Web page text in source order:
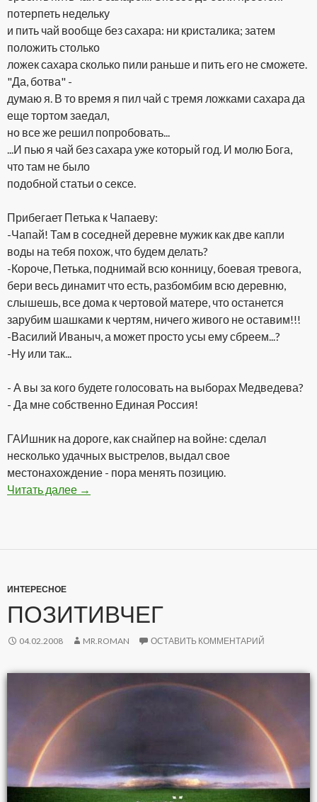
потерпеть недельку
и пить чай вообще без сахара: ни кристалика; затем
положить столько
ложек сахара сколько пили раньше и пить его не сможете.
"Да, ботва" -
думаю я. В то время я пил чай с тремя ложками сахара да
еще тортом заедал,
но все же решил попробовать...
...И пью я чай без сахара уже который год. И молю Бога,
что там не было
подобной статьи о сексе.
Прибегает Петька к Чапаеву:
-Чапай! Там в соседней деревне мужик как две капли
воды на тебя похож, что будем делать?
-Короче, Петька, поднимай всю конницу, боевая тревога,
бери весь динамит что есть, разбомбим всю деревню,
слышешь, все дома к чертовой матере, что останется
зарубим шашками к чертям, ничего живого не оставим!!!
-Василий Иваныч, а может просто усы ему сбреем...?
-Ну или так...
- А вы за кого будете голосовать на выборах Медведева?
- Да мне собственно Единая Россия!
ГАИшник на дороге, как снайпер на войне: сделал
несколько удачных выстрелов, выдал свое
местонахождение - пора менять позицию.
Читать далее Подборка Анекдотов
→
ИНТЕРЕСНОЕ
ПОЗИТИВЧЕГ
04.02.2008 MR.ROMAN ОСТАВИТЬ КОММЕНТАРИЙ